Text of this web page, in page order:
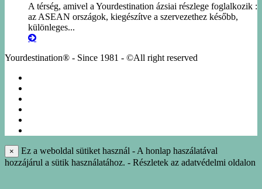
A térség, amivel a Yourdestination ázsiai részlege foglalkozik :
az ASEAN országok, kiegészítve a szervezethez később,
különleges...
Yourdestination® - Since 1981 - ©All right reserved
×
Ez a weboldal sütiket használ - A honlap haszálatával
hozzájárul a sütik használatához. - Részletek az adatvédelmi oldalon